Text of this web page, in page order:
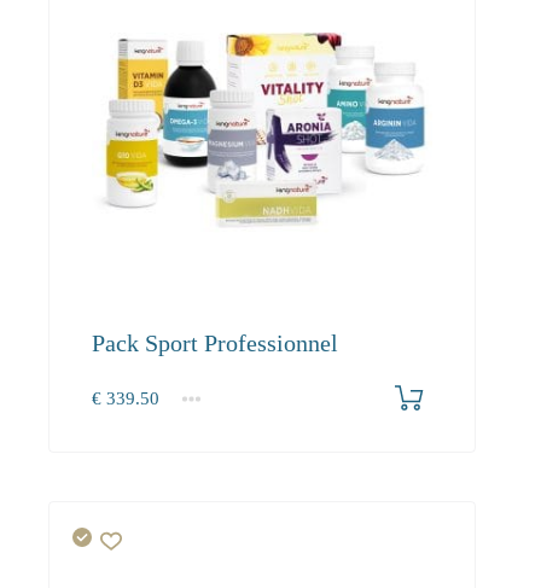
Pack Sport Professionnel
€ 339.50
1+